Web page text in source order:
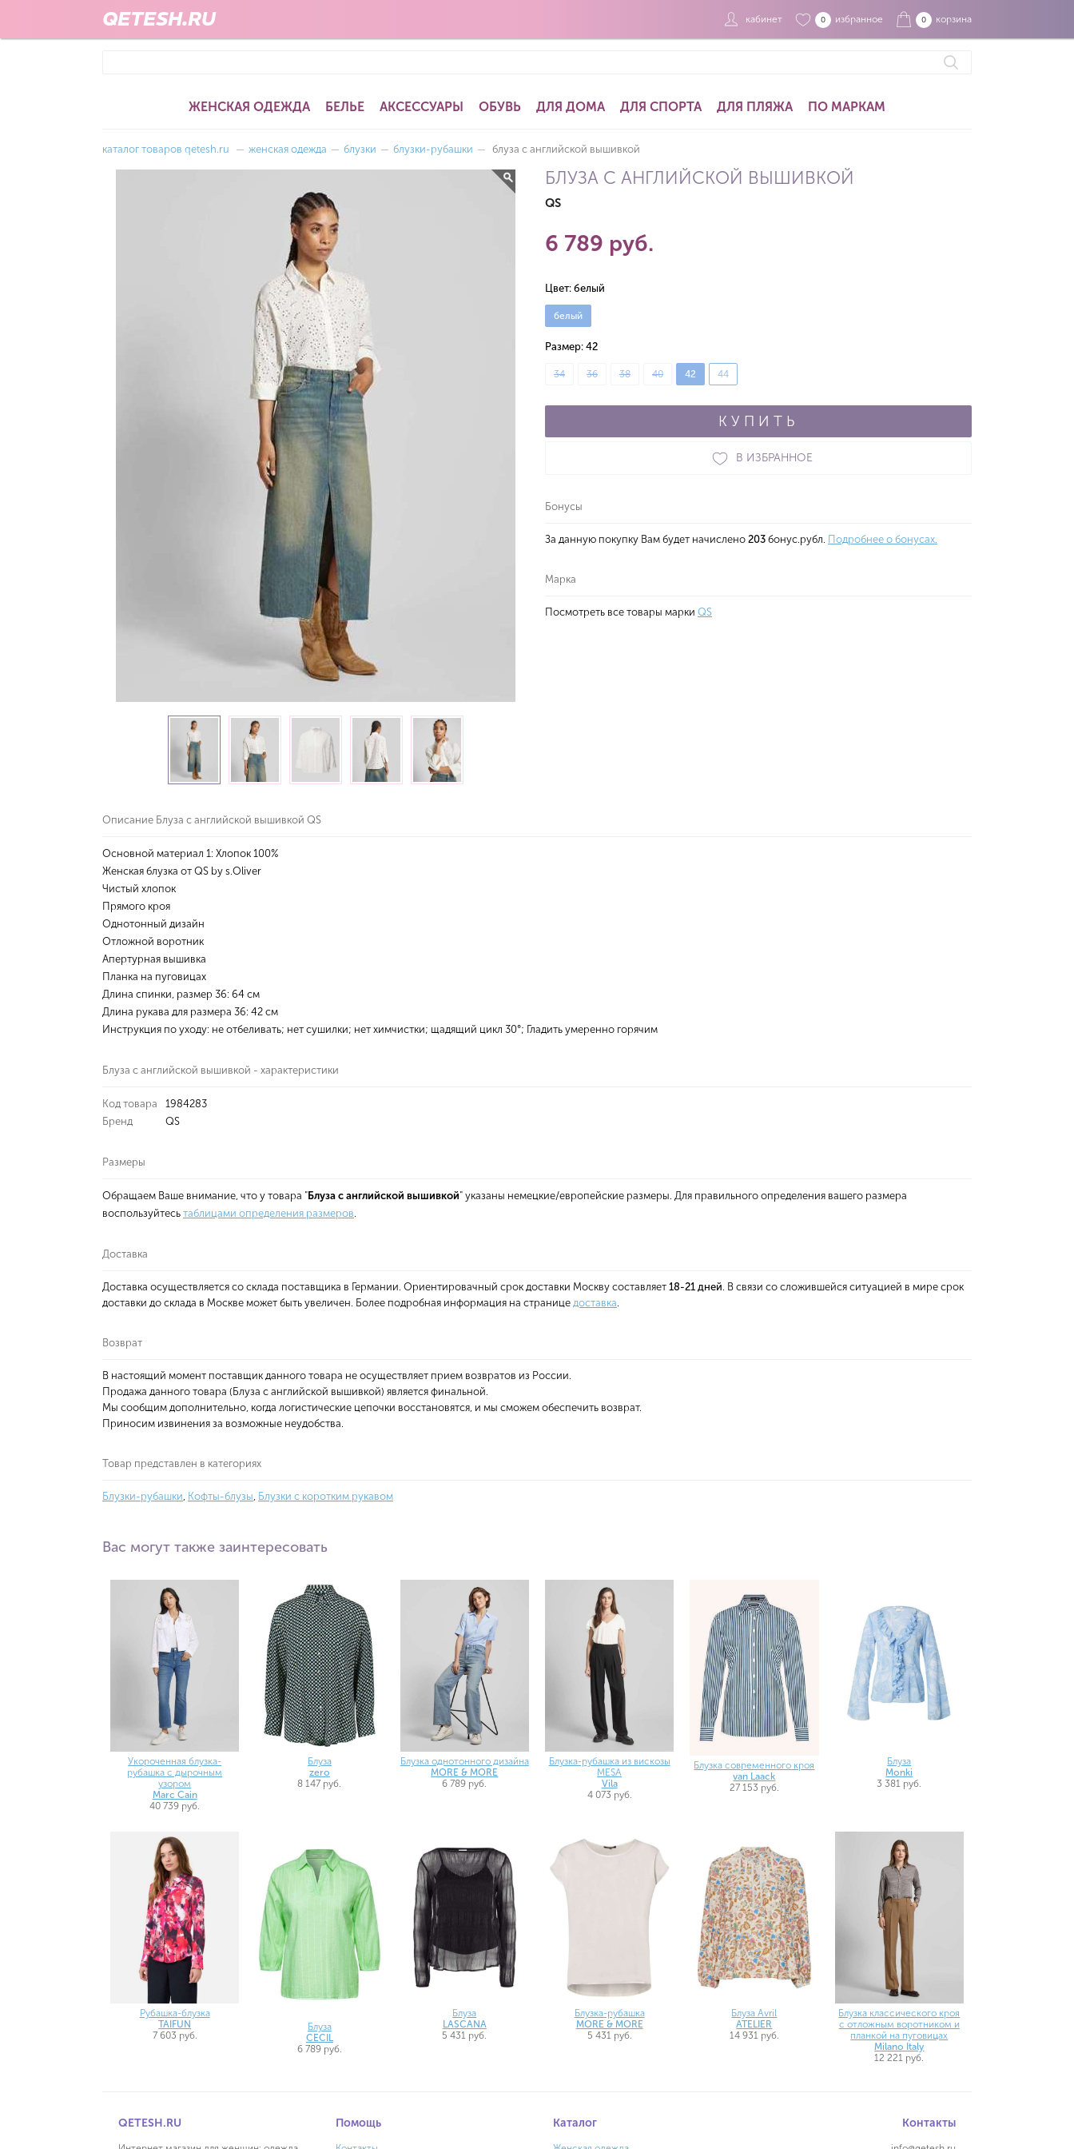
QETESH.RU кабинет 0 избранное 0 корзина
ЖЕНСКАЯ ОДЕЖДА БЕЛЬЕ АКСЕССУАРЫ ОБУВЬ ДЛЯ ДОМА ДЛЯ СПОРТА ДЛЯ ПЛЯЖА ПО МАРКАМ
каталог товаров qetesh.ru — женская одежда — блузки — блузки-рубашки — блуза с английской вышивкой
БЛУЗА С АНГЛИЙСКОЙ ВЫШИВКОЙ
QS
6 789 руб.
Цвет: белый
белый
Размер: 42
34 36 38 40 42 44
КУПИТЬ
В ИЗБРАННОЕ
Бонусы
За данную покупку Вам будет начислено 203 бонус.рубл. Подробнее о бонусах.
Марка
Посмотреть все товары марки QS
Описание Блуза с английской вышивкой QS
Основной материал 1: Хлопок 100%
Женская блузка от QS by s.Oliver
Чистый хлопок
Прямого кроя
Однотонный дизайн
Отложной воротник
Апертурная вышивка
Планка на пуговицах
Длина спинки, размер 36: 64 см
Длина рукава для размера 36: 42 см
Инструкция по уходу: не отбеливать; нет сушилки; нет химчистки; щадящий цикл 30°; Гладить умеренно горячим
Блуза с английской вышивкой - характеристики
Код товара
1984283
Бренд
QS
Размеры
Обращаем Ваше внимание, что у товара "Блуза с английской вышивкой" указаны немецкие/европейские размеры. Для правильного определения вашего размера
воспользуйтесь таблицами определения размеров.
Доставка
Доставка осуществляется со склада поставщика в Германии. Ориентировачный срок доставки Москву составляет 18-21 дней. В связи со сложившейся ситуацией в мире срок
доставки до склада в Москве может быть увеличен. Более подробная информация на странице доставка.
Возврат
В настоящий момент поставщик данного товара не осуществляет прием возвратов из России.
Продажа данного товара (Блуза с английской вышивкой) является финальной.
Мы сообщим дополнительно, когда логистические цепочки восстановятся, и мы сможем обеспечить возврат.
Приносим извинения за возможные неудобства.
Товар представлен в категориях
Блузки-рубашки, Кофты-блузы, Блузки с коротким рукавом
Вас могут также заинтересовать
Укороченная блузка-
рубашка с дырочным
узором
Marc Cain
40 739 руб.
Блуза
zero
8 147 руб.
Блузка однотонного дизайна
MORE & MORE
6 789 руб.
Блузка-рубашка из вискозы
MESA
Vila
4 073 руб.
Блузка современного кроя
van Laack
27 153 руб.
Блуза
Monki
3 381 руб.
Рубашка-блузка
TAIFUN
7 603 руб.
Блуза
CECIL
6 789 руб.
Блуза
LASCANA
5 431 руб.
Блузка-рубашка
MORE & MORE
5 431 руб.
Блуза Avril
ATELIER
14 931 руб.
Блузка классического кроя
с отложным воротником и
планкой на пуговицах
Milano Italy
12 221 руб.
QETESH.RU Контакты
Помощь Каталог